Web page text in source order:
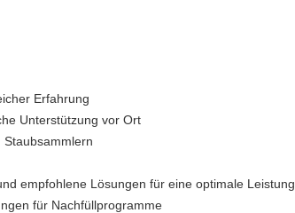
Erfahrung
Unterstützung vor Ort
empfohlene Lösungen für eine optimale Leistung
für Nachfüllprogramme